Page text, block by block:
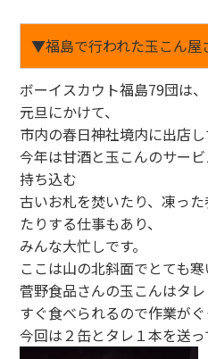
▼福島で行われた玉こん屋
ボーイスカウト福島79団は
元旦にかけて、
市内の春日神社境内に出店し
今年は甘酒と玉こんのサー
持ち込む
古いお札を焚いたり、凍っ
たりする仕事もあり、
みんな大忙しです。
ここは山の北斜面でとても寒
菅野食品さんの玉こんはタ
すぐ食べられるので作業がぐ
今回は２缶とタレ１本を送っ